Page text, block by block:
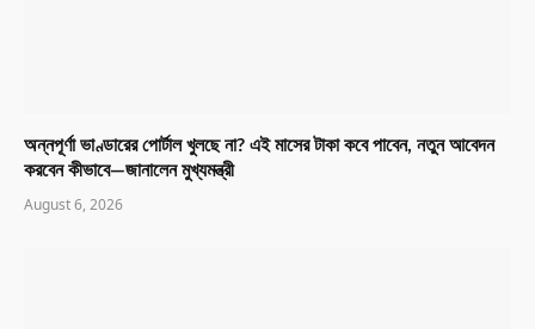
অন্নপূর্ণা ভাণ্ডারের পোর্টাল খুলছে না? এই মাসের টাকা কবে পাবেন, নতুন আবেদন
করবেন কীভাবে—জানালেন মুখ্যমন্ত্রী
August 6, 2026